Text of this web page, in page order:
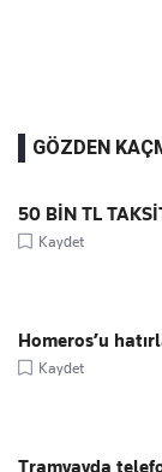
GÖZDEN
50 BİN TL
Kaydet
Homeros’u
Kaydet
Tramvayda